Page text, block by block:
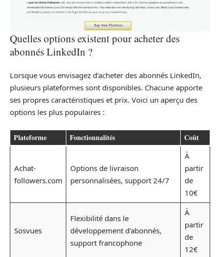
Quelles options existent pour acheter des
abonnés LinkedIn ?
Lorsque vous envisagez d’acheter des abonnés LinkedIn,
plusieurs plateformes sont disponibles. Chacune apporte
ses propres caractéristiques et prix. Voici un aperçu des
options les plus populaires :
Plateforme Fonctionnalités Coût
Achat-
followers.com
Options de livraison
personnalisées, support 24/7
À
partir
de
10€
Sosvues
Flexibilité dans le
développement d’abonnés,
support francophone
À
partir
de
12€